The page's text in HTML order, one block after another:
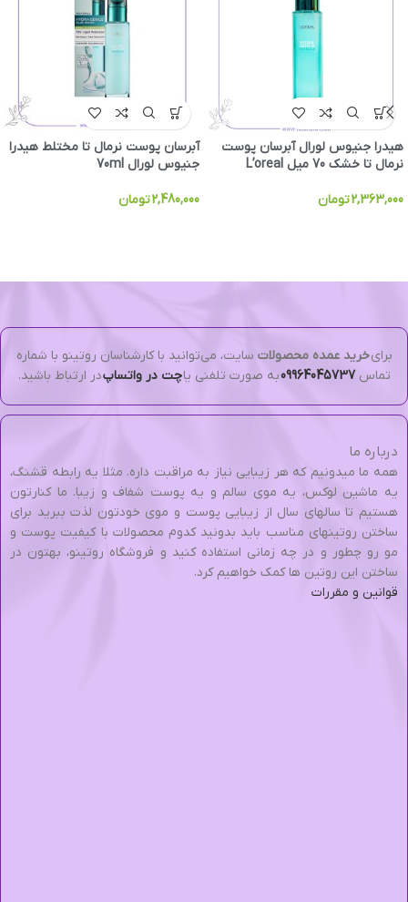
هیدرا جنیوس لورال آبرسان پوست
نرمال تا خشک 70 میل L’oreal
2,363,000تومان
آبرسان پوست نرمال تا مختلط هیدرا
جنیوس لورال 70ml
2,480,000تومان
برایخرید عمده محصولات سایت، می‌توانید با کارشناسان روتینو با شماره
تماس09964045737به صورت تلفنی یاچت در واتساپدر ارتباط باشید.
درباره ما
همه ما میدونیم که هر زیبایی نیاز به مراقبت داره. مثلا یه رابطه قشنگ،
یه ماشین لوکس، یه موی سالم و یه پوست شفاف و زیبا. ما کنارتون
هستیم تا سالهای سال از زیبایی پوست و موی خودتون لذت ببرید برای
ساختن روتینهای مناسب باید بدونید کدوم محصولات با کیفیت پوست و
مو رو چطور و در چه زمانی استفاده کنید و فروشگاه روتینو، بهتون در
ساختن این روتین ها کمک خواهیم کرد.
قوانین و مقررات